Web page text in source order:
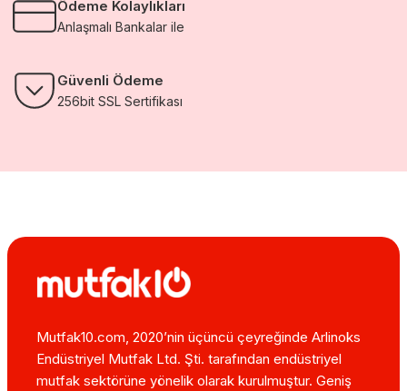
Ödeme Kolaylıkları
Anlaşmalı Bankalar ile
Güvenli Ödeme
256bit SSL Sertifikası
Mutfak10.com, 2020’nin üçüncü çeyreğinde Arlinoks
Endüstriyel Mutfak Ltd. Şti. tarafından endüstriyel
mutfak sektörüne yönelik olarak kurulmuştur. Geniş